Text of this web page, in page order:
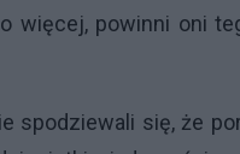
więcej, powinni oni
spodziewali się, że